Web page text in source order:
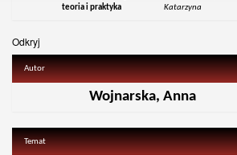
teoria i praktyka
Katarzyna
Odkryj
Autor
Wojnarska, Anna
Temat